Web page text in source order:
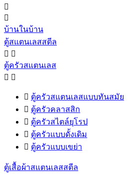


บ้านในบ้าน
ตู้สแตนเลสสตีล
 
ตู้ครัวสแตนเลส
 
 ตู้ครัวสแตนเลสแบบทันสมัย
 ตู้ครัวคลาสสิก
 ตู้ครัวสไตล์ยุโรป
 ตู้ครัวแบบดั้งเดิม
 ตู้ครัวแบบเขย่า
ตู้เสื้อผ้าสแตนเลสสตีล